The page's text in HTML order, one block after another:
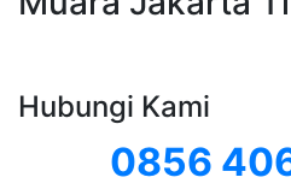
Hubungi Kami
0856